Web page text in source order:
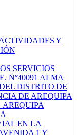
Y
SERVICIOS
N°40091 ALMA
DISTRITO DE
DE AREQUIPA
AREQUIPA
EN LA
1 Y